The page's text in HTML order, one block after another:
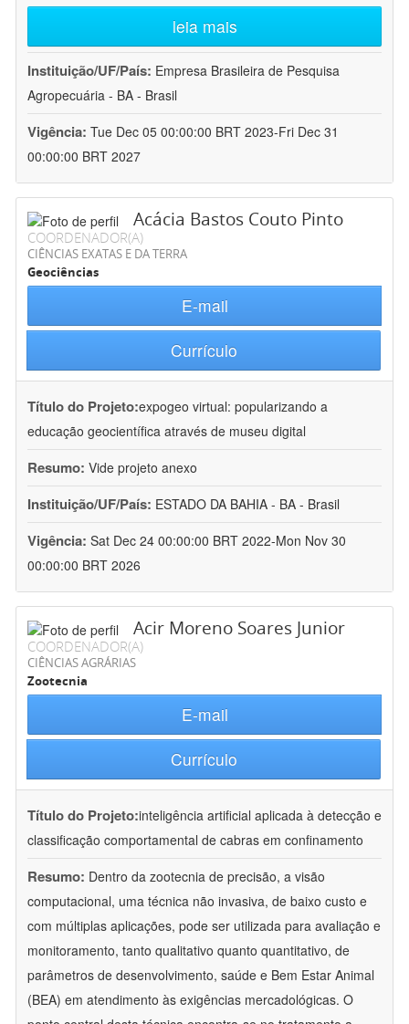
leia mais
Instituição/UF/País: Empresa Brasileira de Pesquisa
Agropecuária - BA - Brasil
Vigência: Tue Dec 05 00:00:00 BRT 2023-Fri Dec 31
00:00:00 BRT 2027
Acácia Bastos Couto Pinto
COORDENADOR(A)
CIÊNCIAS EXATAS E DA TERRA
Geociências
E-mail
Currículo
Título do Projeto:expogeo virtual: popularizando a
educação geocientífica através de museu digital
Resumo: Vide projeto anexo
Instituição/UF/País: ESTADO DA BAHIA - BA - Brasil
Vigência: Sat Dec 24 00:00:00 BRT 2022-Mon Nov 30
00:00:00 BRT 2026
Acir Moreno Soares Junior
COORDENADOR(A)
CIÊNCIAS AGRÁRIAS
Zootecnia
E-mail
Currículo
Título do Projeto:inteligência artificial aplicada à detecção e
classificação comportamental de cabras em confinamento
Resumo: Dentro da zootecnia de precisão, a visão
computacional, uma técnica não invasiva, de baixo custo e
com múltiplas aplicações, pode ser utilizada para avaliação e
monitoramento, tanto qualitativo quanto quantitativo, de
parâmetros de desenvolvimento, saúde e Bem Estar Animal
(BEA) em atendimento às exigências mercadológicas. O